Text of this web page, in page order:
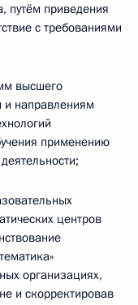
путём приведения
с требованиями
высшего
и направлениям
применению
центров
организациях,
и скорректировав